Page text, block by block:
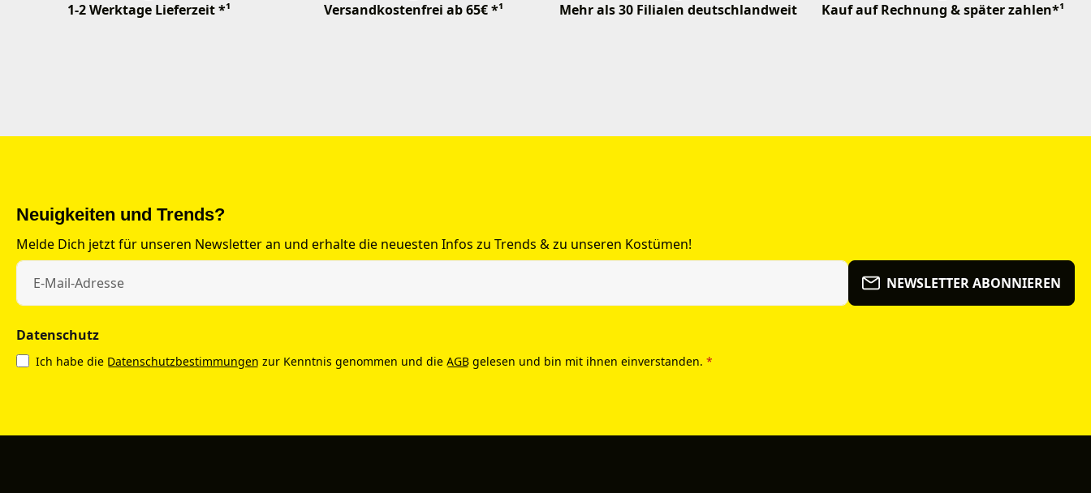
1-2 Werktage Lieferzeit *¹ Versandkostenfrei ab 65€ *¹ Mehr als 30 Filialen deutschlandweit Kauf auf Rechnung & später zahlen*¹
Neuigkeiten und Trends?
Melde Dich jetzt für unseren Newsletter an und erhalte die neuesten Infos zu Trends & zu unseren Kostümen!
NEWSLETTER ABONNIEREN
Datenschutz
Ich habe die Datenschutzbestimmungen zur Kenntnis genommen und die AGB gelesen und bin mit ihnen einverstanden. *